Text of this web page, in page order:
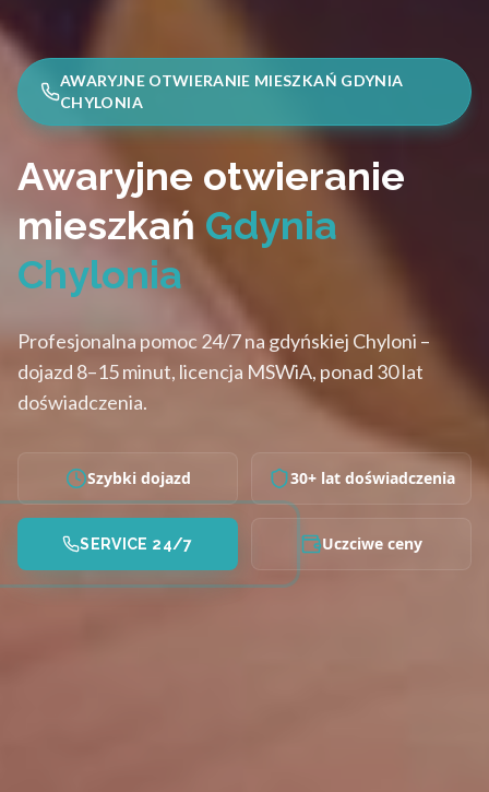
AWARYJNE OTWIERANIE MIESZKAŃ GDYNIA
CHYLONIA
Awaryjne otwieranie
mieszkań Gdynia
Chylonia
Profesjonalna pomoc 24/7 na gdyńskiej Chyloni –
dojazd 8–15 minut, licencja MSWiA, ponad 30 lat
doświadczenia.
Szybki dojazd 30+ lat doświadczenia
SERVICE 24/7 Uczciwe ceny